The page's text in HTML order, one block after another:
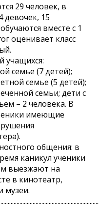
29 человек, в
девочек, 15
вместе с 1
оценивает класс
учащихся:
семье (7 детей);
семье (5 детей);
семьи; дети с
– 2 человека. В
имеющие
общения: в
каникул ученики
выезжают на
в кинотеатр,
музеи.